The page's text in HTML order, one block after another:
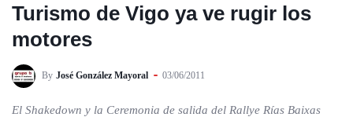
Turismo de Vigo ya ve rugir los
motores
By José González Mayoral 03/06/2011
El Shakedown y la Ceremonia de salida del Rallye Rías Baixas